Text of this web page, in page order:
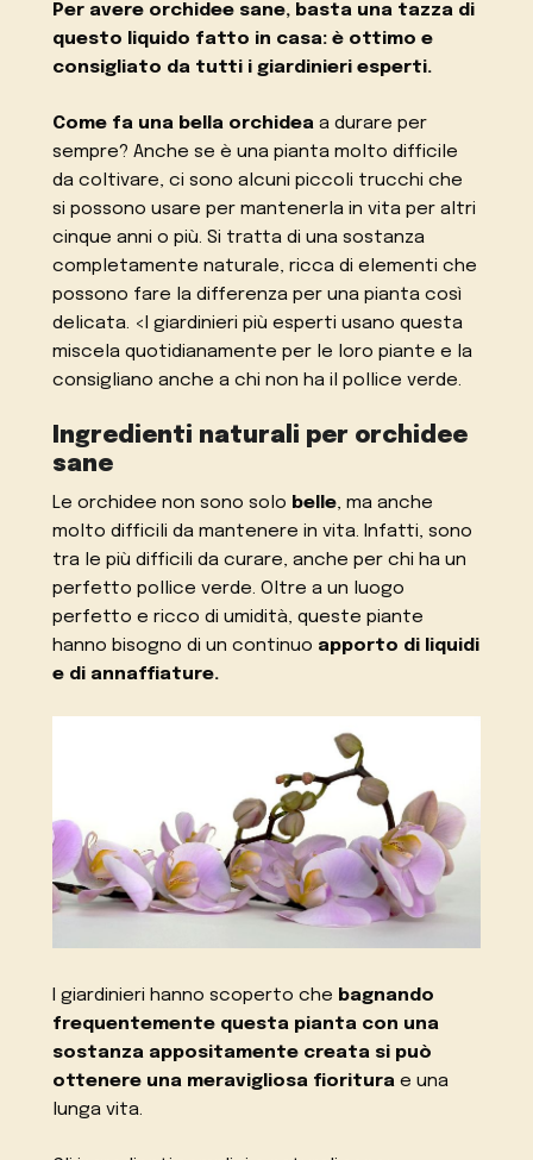
Per avere orchidee sane, basta una tazza di
questo liquido fatto in casa: è ottimo e
consigliato da tutti i giardinieri esperti.
Come fa una bella orchidea a durare per
sempre? Anche se è una pianta molto difficile
da coltivare, ci sono alcuni piccoli trucchi che
si possono usare per mantenerla in vita per altri
cinque anni o più. Si tratta di una sostanza
completamente naturale, ricca di elementi che
possono fare la differenza per una pianta così
delicata. <I giardinieri più esperti usano questa
miscela quotidianamente per le loro piante e la
consigliano anche a chi non ha il pollice verde.
Ingredienti naturali per orchidee
sane
Le orchidee non sono solo belle, ma anche
molto difficili da mantenere in vita. Infatti, sono
tra le più difficili da curare, anche per chi ha un
perfetto pollice verde. Oltre a un luogo
perfetto e ricco di umidità, queste piante
hanno bisogno di un continuo apporto di liquidi
e di annaffiature.
I giardinieri hanno scoperto che bagnando
frequentemente questa pianta con una
sostanza appositamente creata si può
ottenere una meravigliosa fioritura e una
lunga vita.